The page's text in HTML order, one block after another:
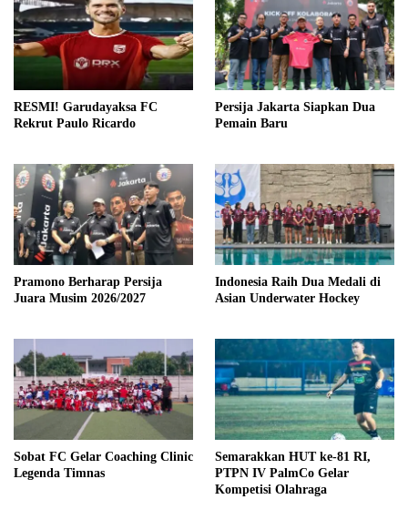
RESMI! Garudayaksa FC
Rekrut Paulo Ricardo
Persija Jakarta Siapkan Dua
Pemain Baru
Pramono Berharap Persija
Juara Musim 2026/2027
Indonesia Raih Dua Medali di
Asian Underwater Hockey
Sobat FC Gelar Coaching Clinic
Legenda Timnas
Semarakkan HUT ke-81 RI,
PTPN IV PalmCo Gelar
Kompetisi Olahraga